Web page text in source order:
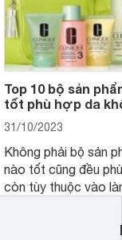
Top 10 bộ sản
tốt phù hợp da
31/10/2023
Không phải bộ sản
nào tốt cũng đều
còn tùy thuộc vào
các bộ dưỡng da